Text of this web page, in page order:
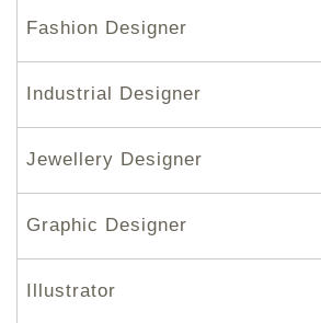
Fashion Designer
Industrial Designer
Jewellery Designer
Graphic Designer
Illustrator